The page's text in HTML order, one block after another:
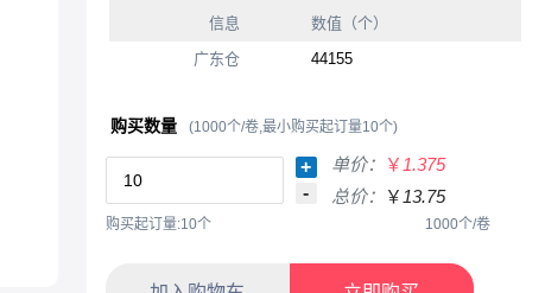
信息
数值（个）
广东仓
44155
购买数量 (1000个/卷,最小购买起订量10个)
+
-
单价： ￥ 1.375
总价：
￥ 13.75
购买起订量:10个 1000个/卷